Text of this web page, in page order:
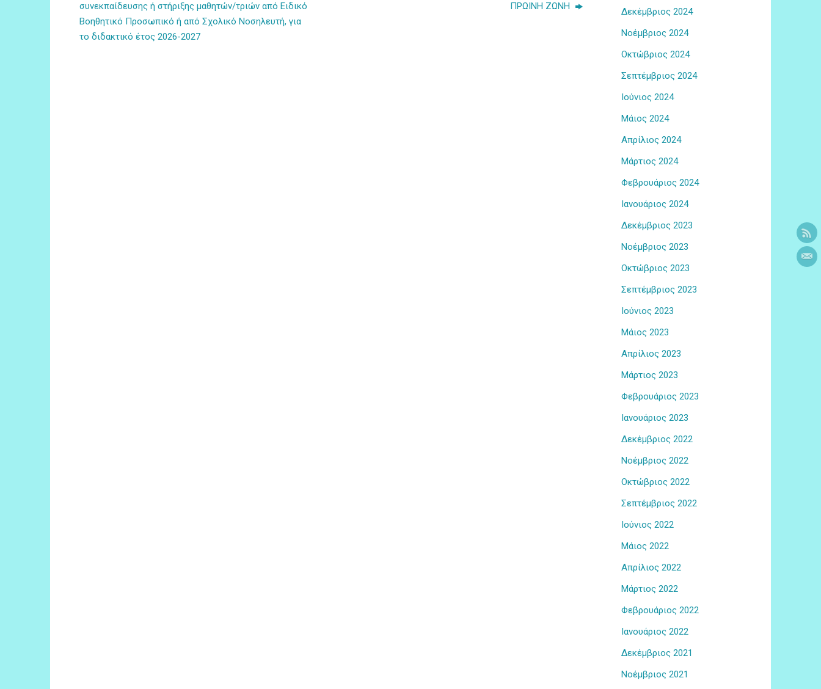
συνεκπαίδευσης ή στήριξης μαθητών/τριών από Ειδικό
Βοηθητικό Προσωπικό ή από Σχολικό Νοσηλευτή, για
το διδακτικό έτος 2026-2027
ΠΡΩΙΝΗ ΖΩΝΗ
Δεκέμβριος 2024
Νοέμβριος 2024
Οκτώβριος 2024
Σεπτέμβριος 2024
Ιούνιος 2024
Μάιος 2024
Απρίλιος 2024
Μάρτιος 2024
Φεβρουάριος 2024
Ιανουάριος 2024
Δεκέμβριος 2023
Νοέμβριος 2023
Οκτώβριος 2023
Σεπτέμβριος 2023
Ιούνιος 2023
Μάιος 2023
Απρίλιος 2023
Μάρτιος 2023
Φεβρουάριος 2023
Ιανουάριος 2023
Δεκέμβριος 2022
Νοέμβριος 2022
Οκτώβριος 2022
Σεπτέμβριος 2022
Ιούνιος 2022
Μάιος 2022
Απρίλιος 2022
Μάρτιος 2022
Φεβρουάριος 2022
Ιανουάριος 2022
Δεκέμβριος 2021
Νοέμβριος 2021